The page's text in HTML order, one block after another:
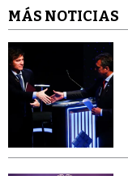
MÁS NOTICIAS